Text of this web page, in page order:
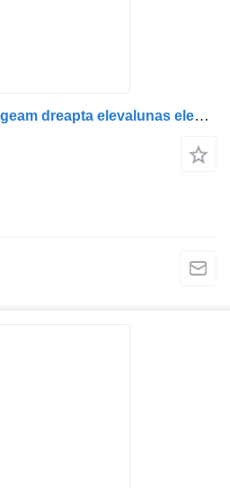
Mecanism regulator de geam dreapta elevalunas electrico para MAN (coduri compatibile: 81626456024, 81626456016) camión